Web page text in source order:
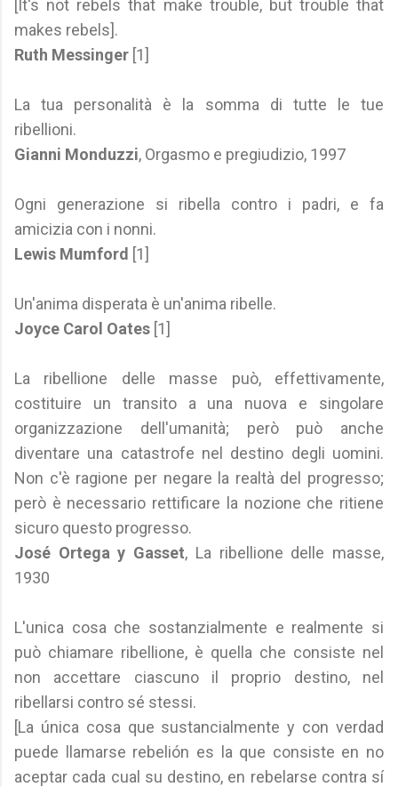
[It's not rebels that make trouble, but trouble that
makes rebels].
Ruth Messinger [1]
La tua personalità è la somma di tutte le tue
ribellioni.
Gianni Monduzzi, Orgasmo e pregiudizio, 1997
Ogni generazione si ribella contro i padri, e fa
amicizia con i nonni.
Lewis Mumford [1]
Un'anima disperata è un'anima ribelle.
Joyce Carol Oates [1]
La ribellione delle masse può, effettivamente,
costituire un transito a una nuova e singolare
organizzazione dell'umanità; però può anche
diventare una catastrofe nel destino degli uomini.
Non c'è ragione per negare la realtà del progresso;
però è necessario rettificare la nozione che ritiene
sicuro questo progresso.
José Ortega y Gasset, La ribellione delle masse,
1930
L'unica cosa che sostanzialmente e realmente si
può chiamare ribellione, è quella che consiste nel
non accettare ciascuno il proprio destino, nel
ribellarsi contro sé stessi.
[La única cosa que sustancialmente y con verdad
puede llamarse rebelión es la que consiste en no
aceptar cada cual su destino, en rebelarse contra sí